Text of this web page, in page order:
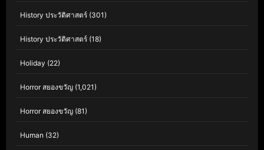
History ประวัติศาสตร์ (301)
History ประวัติศาสตร์ (18)
Holiday (22)
Horror สยองขวัญ (1,021)
Horror สยองขวัญ (81)
Human (32)